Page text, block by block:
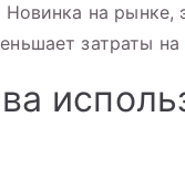
Новинка на рынке,
затраты на